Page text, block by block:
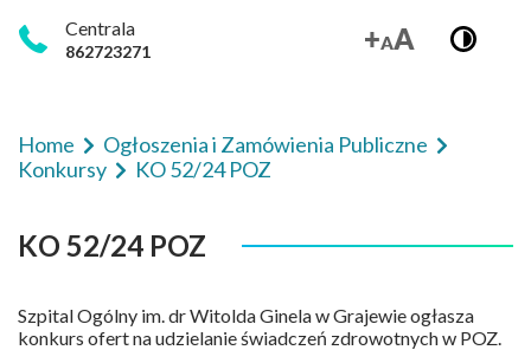
Centrala
862723271
Home
Ogłoszenia i Zamówienia Publiczne
Konkursy
KO 52/24 POZ
KO 52/24 POZ
Szpital Ogólny im. dr Witolda Ginela w Grajewie ogłasza
konkurs ofert na udzielanie świadczeń zdrowotnych w POZ.